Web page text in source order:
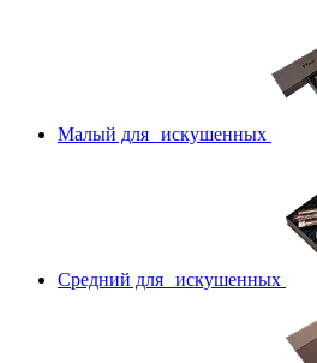
Малый для искушенных
Средний для искушенных